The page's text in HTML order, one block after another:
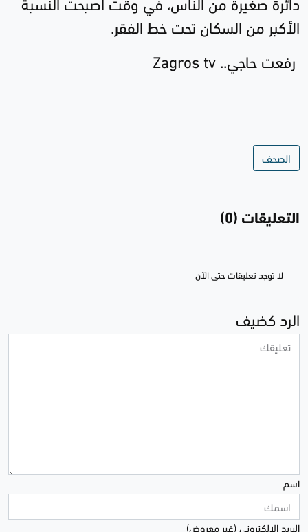
الأكبر من السكان تحت خط الفقر.
رفعت حاجي.. Zagros tv
الصحف
التعليقات (0)
لا توجد تعليقات حتى الآن
الرد كضيف
اسم
البريد الإلكتروني (غير معروض)